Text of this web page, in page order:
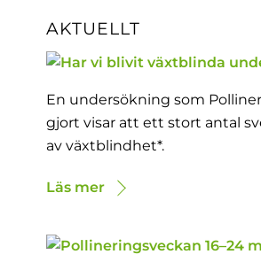
AKTUELLT
En undersökning som
gjort visar att ett stort antal
av växtblindhet*.
Läs mer